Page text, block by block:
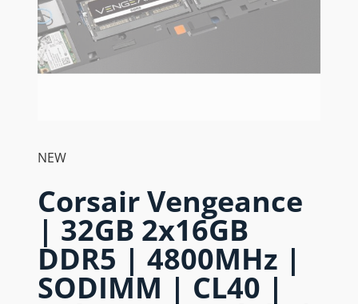
NEW
Corsair Vengeance
| 32GB 2x16GB
DDR5 | 4800MHz |
SODIMM | CL40 |